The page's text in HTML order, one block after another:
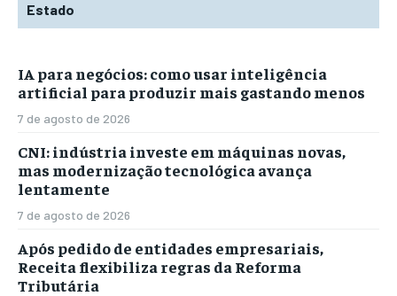
Estado
IA para negócios: como usar inteligência
artificial para produzir mais gastando menos
7 de agosto de 2026
CNI: indústria investe em máquinas novas,
mas modernização tecnológica avança
lentamente
7 de agosto de 2026
Após pedido de entidades empresariais,
Receita flexibiliza regras da Reforma
Tributária